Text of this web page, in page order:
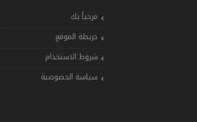
مرحباً بك
خريطة الموقع
شروط الاستخدام
سياسة الخصوصية